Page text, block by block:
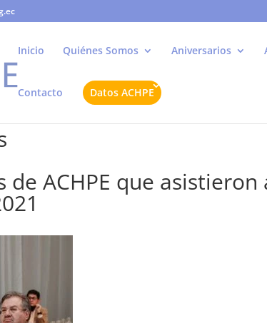
Inicio Quiénes Somos Aniversarios
Contacto Datos ACHPE
de ACHPE que asistieron